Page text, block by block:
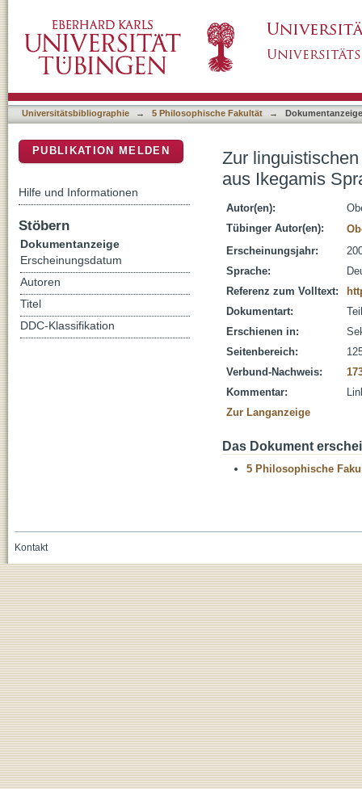
Sprachwissenschaften des Tuns und des
Universitätsbibliographie → 5 Philosophische Fakultät → Dokumentanzeige
Zur
aus Ikegamis
Autor(en):
Tübinger Autor(en):
Erscheinungsjahr:
Sprache:
Referenz zum Volltext:
Dokumentart:
Erschienen in:
Seitenbereich:
Verbund-Nachweis:
Kommentar:
Zur Langanzeige
Das Dokument
5 Philosophische
PUBLIKATION MELDEN
Hilfe und Informationen
Stöbern
Dokumentanzeige
Erscheinungsdatum
Autoren
Titel
DDC-Klassifikation
Kontakt